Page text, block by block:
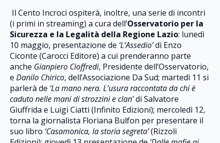
Il Cento Incroci ospiterà, inoltre, una serie di incontri
(i primi in streaming) a cura dell’Osservatorio per la
Sicurezza e la Legalità della Regione Lazio: lunedì
10 maggio, presentazione de ‘L’Assedio’di Enzo
Ciconte (Carocci Editore) a cui prenderanno parte
anche Gianpiero Cioffredi, Presidente dell’Osservatorio,
e Danilo Chirico, dell’Associazione Da Sud; martedì 11 si
parlerà de ‘La mano nera. L’usura raccontata da chi è
caduto nelle mani di strozzini e clan’di Salvatore
Giuffrida e Luigi Ciatti (Infinito Edizioni); mercoledì 12,
torna la giornalista Floriana Bulfon per presentare il
suo libro ‘Casamonica, la storia segreta’(Rizzoli